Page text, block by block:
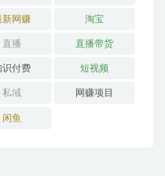
新网赚 淘宝
直播 直播带货
识付费 短视频
私域 网赚项目
闲鱼